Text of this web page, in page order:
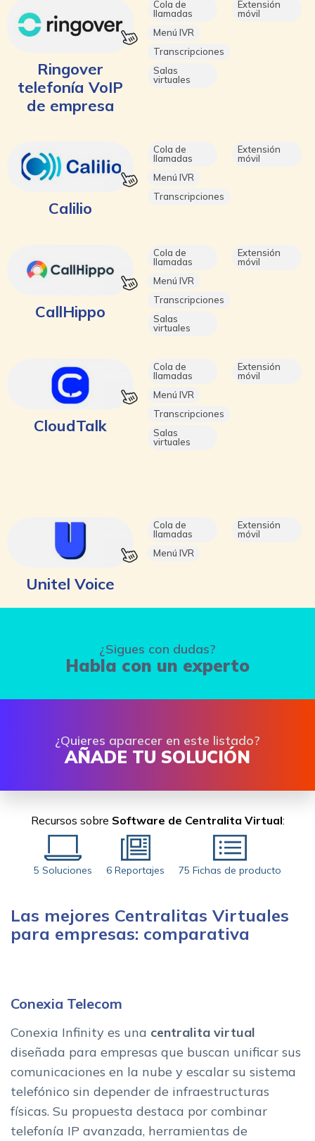
Ringover
telefonía VoIP
de empresa
Cola de
llamadas
Menú IVR
Transcripciones
Salas
virtuales
Extensión
móvil
Calilio
Cola de
llamadas
Menú IVR
Transcripciones
Extensión
móvil
CallHippo
Cola de
llamadas
Menú IVR
Transcripciones
Salas
virtuales
Extensión
móvil
CloudTalk
Cola de
llamadas
Menú IVR
Transcripciones
Salas
virtuales
Extensión
móvil
Unitel Voice
Cola de
llamadas
Menú IVR
Extensión
móvil
¿Sigues con dudas?
Habla con un experto
¿Quieres aparecer en este listado?
AÑADE TU SOLUCIÓN
Recursos sobre Software de Centralita Virtual:
5 Soluciones 6 Reportajes 75 Fichas de producto
Las mejores Centralitas Virtuales
para empresas: comparativa
Conexia Telecom
Conexia Infinity es una centralita virtual
diseñada para empresas que buscan unificar sus
comunicaciones en la nube y escalar su sistema
telefónico sin depender de infraestructuras
físicas. Su propuesta destaca por combinar
telefonía IP avanzada, herramientas de